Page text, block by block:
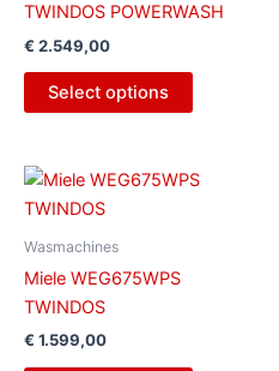
TWINDOS POWERWASH
€ 2.549,00
Select options
Wasmachines
Miele WEG675WPS
TWINDOS
€ 1.599,00